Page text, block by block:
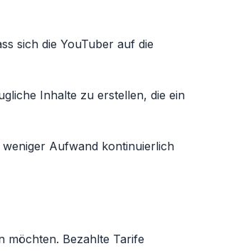
sich die YouTuber auf die
Inhalte zu erstellen, die ein
Aufwand kontinuierlich
möchten. Bezahlte Tarife